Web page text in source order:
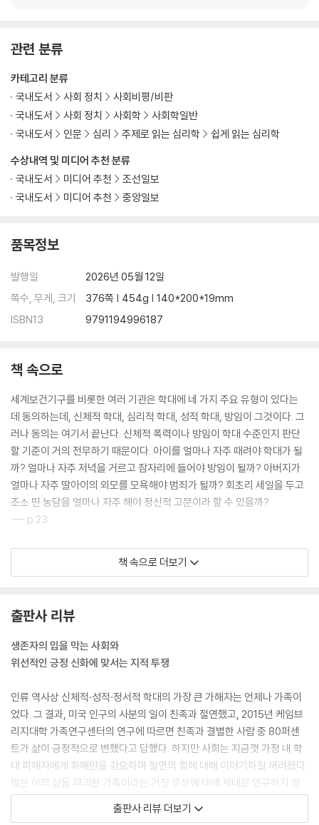
관련 분류
수상내역 및 미디어 추천 분류
국내도서
미디어 추천
조선일보
국내도서
미디어 추천 중앙일보
카테고리 분류
국내도서
사회 정치
사회비평/비판
국내도서
사회 정치 사회학
사회학일반
국내도서
인문 심리 주제로 읽는 심리학 쉽게 읽는 심리학
품목정보
발행일
2026년 05월 12일
쪽수, 무게, 크기
376쪽 | 454g | 140*200*19mm
ISBN13
9791194996187
책 속으로
세계보건기구를 비롯한 여러 기관은 학대에 네 가지 주요 유형이 있다는
데 동의하는데, 신체적 학대, 심리적 학대, 성적 학대, 방임이 그것이다. 그
러나 동의는 여기서 끝난다. 신체적 폭력이나 방임이 학대 수준인지 판단
할 기준이 거의 전무하기 때문이다. 아이를 얼마나 자주 때려야 학대가 될
까? 얼마나 자주 저녁을 거르고 잠자리에 들어야 방임이 될까? 아버지가
얼마나 자주 딸아이의 외모를 모욕해야 범죄가 될까? 회초리 세일을 두고
조소 띤 농담을 얼마나 자주 해야 정신적 고문이라 할 수 있을까?
--- p.23
우리는 어린 시절 내가 진짜 심한 학대를 당했는지 혹은 가끔 거친 대우를
받았을 뿐인지에 골몰하기보다 내가 자신의 동기를 얼마나 의심하는지, 얼
지 헤아려 자신이 생존자인지를 확인해야 한다. 이러한 행동은 전부 학대
생존자에게 흔히 나타나는 결과다. 이 인과관계를 받아들이고 나면, 이제
학대를 인식하고 극복하는 과정을 시작할 수 있다.
주디스 허먼에 따르면 “고립, 비밀 엄수, 배신을 통해 다른 모든 경쟁 관계
를 망가뜨리는 것”은 부모나 파트너, 납치범, 사이비 종교 지도자 등 가해
자가 흔히 쓰는 유효한 전략이다. 가해자는 피해자를 고립시켜 다른 사람
들이 학대 사실을 알아채지 못하게 함으로써 피해자에 대한 자신의 힘을
강화하고 집중시킨다. 이러한 영향은 단기적으로나 장기적으로나 아동에
게 특히 해롭다. 허먼은 “아동은 성인에 비해 훨씬 더 취약하다. 이처럼 위
압적인 분위기에서 자란 아이들은 자신을 학대하고 무시하는 사람에게 병
책 속으로 더보기
출판사 리뷰
생존자의 입을 막는 사회와
위선적인 긍정 신화에 맞서는 지적 투쟁
인류 역사상 신체적·성적·정서적 학대의 가장 큰 가해자는 언제나 가족이
었다. 그 결과, 미국 인구의 사분의 일이 친족과 절연했고, 2015년 케임브
리지대학 가족연구센터의 연구에 따르면 친족과 결별한 사람 중 80퍼센
트가 삶이 긍정적으로 변했다고 답했다. 하지만 사회는 지금껏 가정 내 학
대 피해자에게 화해만을 강요하며 절연의 힘에 대해 이야기하길 꺼려왔다.
많은 이의 삶을 파괴한 가족이라는 거짓 우상에 대해 제대로 연구하지 않
은 것이다.
출판사 리뷰 더보기